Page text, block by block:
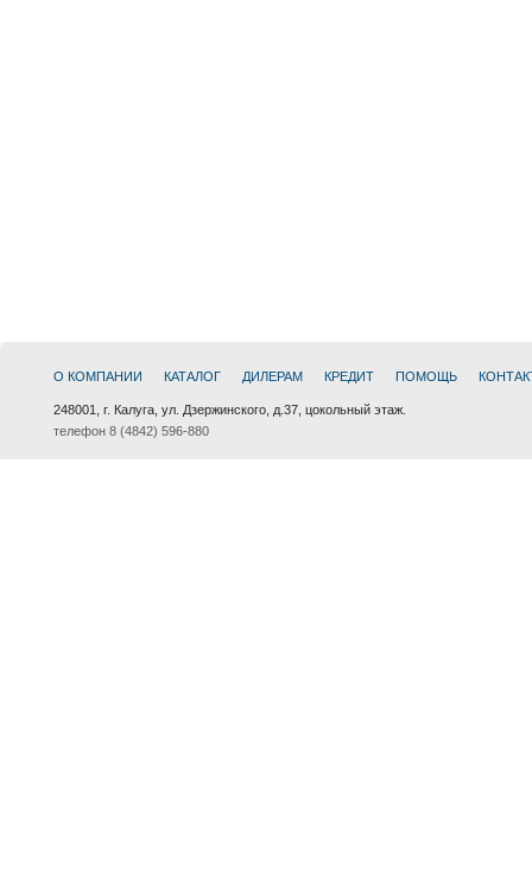
О КОМПАНИИ КАТАЛОГ ДИЛЕРАМ КРЕДИТ ПОМОЩЬ
248001, г. Калуга, ул. Дзержинского, д.37, цокольный этаж.
телефон 8 (4842) 596-880